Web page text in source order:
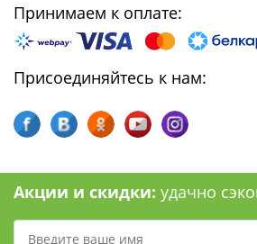
Принимаем к оплате:
Присоединяйтесь к нам:
Акции и скидки: удачно